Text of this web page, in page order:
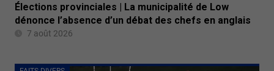
Élections provinciales | La municipalité de Low
dénonce l’absence d’un débat des chefs en anglais
7 août 2026